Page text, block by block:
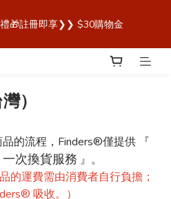
買最安心！】
🎁註冊即享❯❯ $30購物金
Bottle x Owala 台灣官方代理直營
）
的流程，Finders®僅提供 『
一次換貨服務 』。
的運費需由消費者自行負擔；
吸收。）